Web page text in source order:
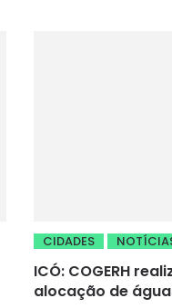
CIDADES
ICÓ: COGERH
alocação de